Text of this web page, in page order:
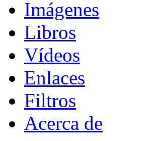
Imágenes
Libros
Vídeos
Enlaces
Filtros
Acerca de